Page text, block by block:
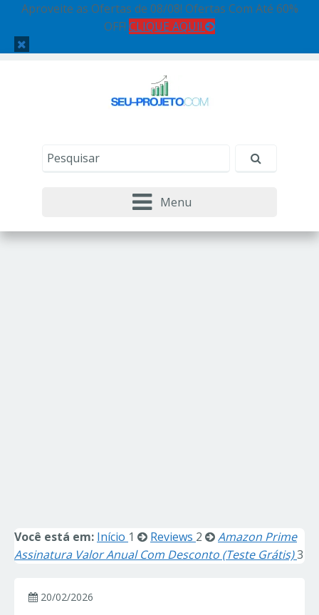
Aproveite as Ofertas de 08/08! Ofertas Com Até 60%
OFF! CLIQUE AQUI!
Menu
Você está em: Início 1 Reviews 2
Amazon Prime
Assinatura Valor Anual Com Desconto (Teste Grátis)3
20/02/2026